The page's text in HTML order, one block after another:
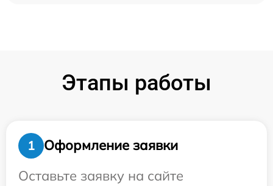
Этапы работы
1
Оформление заявки
Оставьте заявку на сайте